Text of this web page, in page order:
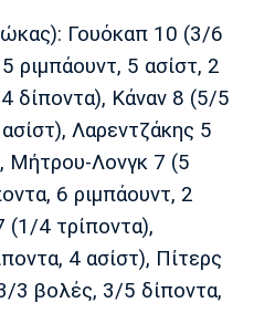
Γουόκαπ 10 (3/6
ριμπάουντ, 5 ασίστ, 2
δίποντα), Κάναν 8 (5/5
Λαρεντζάκης 5
Μήτρου-Λονγκ 7 (5
6 ριμπάουντ, 2
(1/4 τρίποντα),
4 ασίστ), Πίτερς
3 βολές, 3/5 δίποντα,